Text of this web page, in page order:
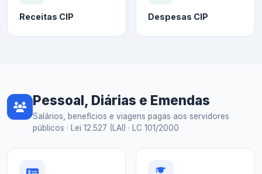
Receitas CIP Despesas CIP
Pessoal, Diárias e Emendas
Salários, benefícios e viagens pagas aos servidores
públicos · Lei 12.527 (LAI) · LC 101/2000